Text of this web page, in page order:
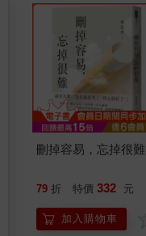
刪掉容易，忘掉很難
79 折 特價 332 元
加入購物車